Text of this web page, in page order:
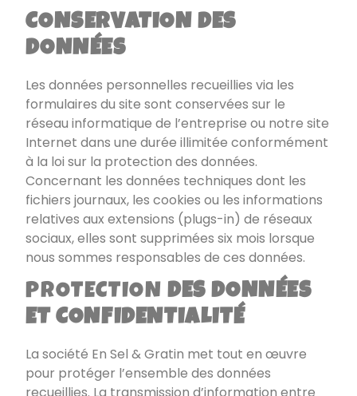
CONSERVATION DES
DONNÉES
Les données personnelles recueillies via les
formulaires du site sont conservées sur le
réseau informatique de l’entreprise ou notre site
Internet dans une durée illimitée conformément
à la loi sur la protection des données.
Concernant les données techniques dont les
fichiers journaux, les cookies ou les informations
relatives aux extensions (plugs-in) de réseaux
sociaux, elles sont supprimées six mois lorsque
nous sommes responsables de ces données.
PROTECTION DES DONNÉES
ET CONFIDENTIALITÉ
La société En Sel & Gratin met tout en œuvre
pour protéger l’ensemble des données
recueillies. La transmission d’information entre